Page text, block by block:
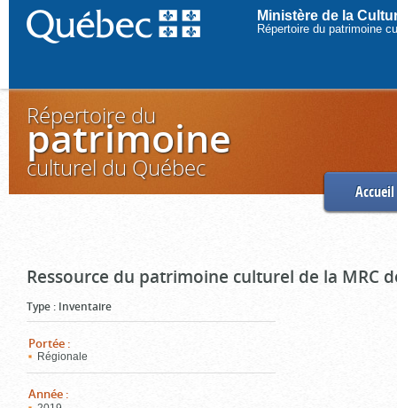
Ministère de la
Répertoire du patrimoine
Répertoire du
patrimoine
culturel du Québec
Accueil
Ressource du patrimoine culturel de la MRC
Type : Inventaire
Portée :
Régionale
Année :